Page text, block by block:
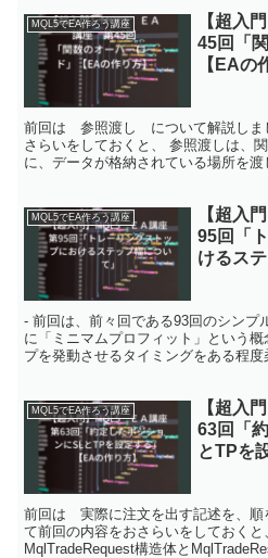
MQL5でEA作ろう講座
【超入
45回「
【EAの
前回は 参照渡し について解説しま
さらいをしておくと、 参照渡しは、
に、データが格納されている場所を渡
MQL5でEA作ろう講座
【超入
95回「
けるス
- 前回は、前々回である93回のシンプ
に「ミニマムプロフィット」という
プを発動させるタイミングをある程度
MQL5でEA作ろう講座
【超入
63回「
とTPを
前回は 実際に注文を出す記述を、順
て前回の内容をおさらいをしておくと
MqlTradeRequest構造体と